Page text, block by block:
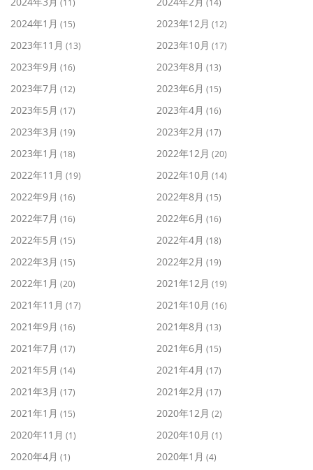
(11) (14)
2024年1月 (15) 2023年12月 (12)
2023年11月 (13) 2023年10月 (17)
2023年9月 (16) 2023年8月 (13)
2023年7月 (12) 2023年6月 (15)
2023年5月 (17) 2023年4月 (16)
2023年3月 (19) 2023年2月 (17)
2023年1月 (18) 2022年12月 (20)
2022年11月 (19) 2022年10月 (14)
2022年9月 (16) 2022年8月 (15)
2022年7月 (16) 2022年6月 (16)
2022年5月 (15) 2022年4月 (18)
2022年3月 (15) 2022年2月 (19)
2022年1月 (20) 2021年12月 (19)
2021年11月 (17) 2021年10月 (16)
2021年9月 (16) 2021年8月 (13)
2021年7月 (17) 2021年6月 (15)
2021年5月 (14) 2021年4月 (17)
2021年3月 (17) 2021年2月 (17)
2021年1月 (15) 2020年12月 (2)
2020年11月 (1) 2020年10月 (1)
2020年4月 (1) 2020年1月 (4)